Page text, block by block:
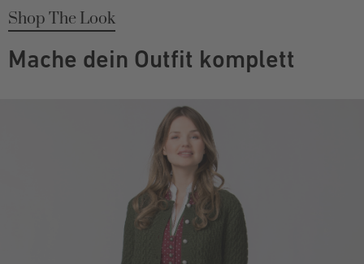
Shop The Look
Mache dein Outfit komplett